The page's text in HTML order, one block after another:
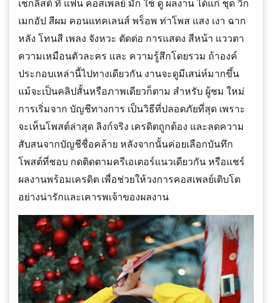
เช็กลิสต์ ที่ แฟน คอสเพลย์ มัก ใช้ ดู ผลงาน ได้แก่ ชุด วิก
เมกอัป สีผม คอนแทคเลนส์ พร็อพ ท่าโพส แสง เงา ฉาก
หลัง โทนสี เพลง จังหวะ ตัดต่อ การแสดง สีหน้า แววตา
ความเหมือนตัวละคร และ ความรู้สึกโดยรวม ถ้าองค์
ประกอบเหล่านี้ไปทางเดียวกัน งานจะดูมีเสน่ห์มากขึ้น
แม้จะเป็นคลิปสั้นหรือภาพเดียวก็ตาม สำหรับ ผู้ชม ใหม่
การเริ่มจาก บัญชีทางการ เป็นวิธีที่ปลอดภัยที่สุด เพราะ
จะเห็นโพสต์ล่าสุด ลิงก์จริง เครดิตถูกต้อง และลดความ
สับสนจากบัญชีชื่อคล้าย หลังจากนั้นค่อยเลือกบันทึก
โพสต์ที่ชอบ กดติดตามครีเอเตอร์แนวเดียวกัน หรือแชร์
ผลงานพร้อมเครดิต เพื่อช่วยให้วงการคอสเพลย์เติบโต
อย่างน่ารักและเคารพเจ้าของผลงาน